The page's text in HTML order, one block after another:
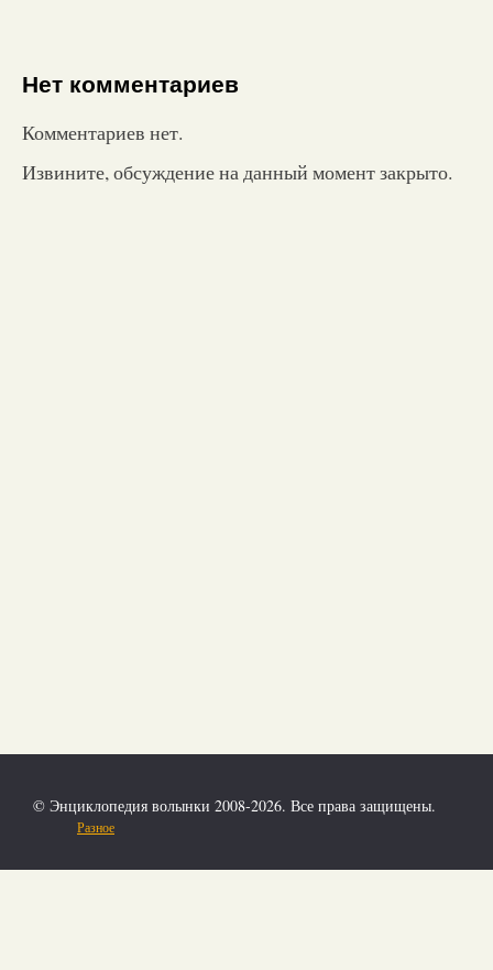
Нет комментариев
Комментариев нет.
Извините, обсуждение на данный момент закрыто.
© Энциклопедия волынки 2008-2026. Все права защищены.
Разное